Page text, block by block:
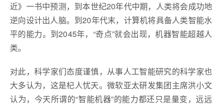
近》一书中预测，到本世纪20年代中期，人类将会成功地
逆向设计出人脑。到20年代末，计算机将具备人类智能水
平的能力。到2045年，“奇点”就会出现，机器智能超越人
类。
对此，科学家们态度谨慎，从事人工智能研究的科学家也
大多认为，这是杞人忧天。微软亚太研发集团主席洪小文
认为，今天所谓的“智能机器”的能力都还只是量变，远远